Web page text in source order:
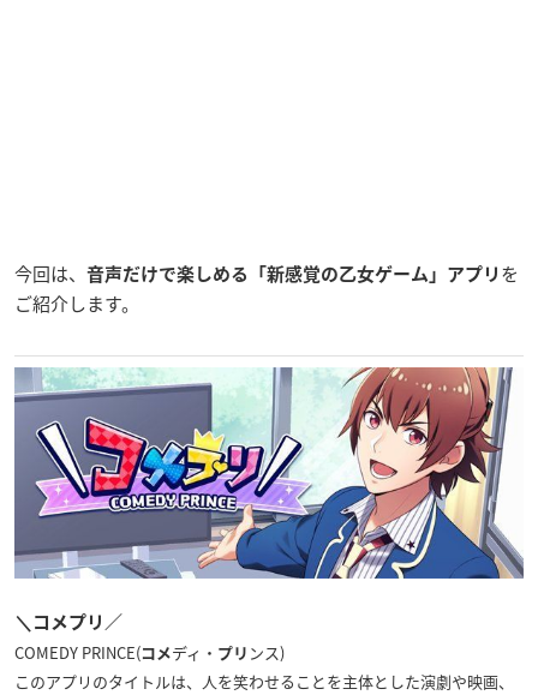
今回は、 音声だけで楽しめる「新感覚の乙女ゲーム」アプリ を
ご紹介します。
＼コメプリ／
COMEDY PRINCE(コメディ・ プリ ンス)
このアプリのタイトルは、人を笑わせることを主体とした演劇や映画、